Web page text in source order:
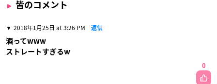
皆のコメント
2018年1月25日 at 3:26 PM 返信
酒ってwww
ストレートすぎるw
0